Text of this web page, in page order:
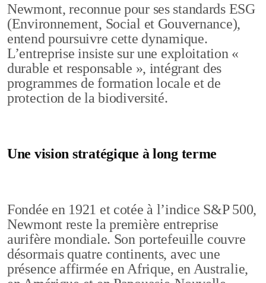
Newmont, reconnue pour ses standards ESG
(Environnement, Social et Gouvernance),
entend poursuivre cette dynamique.
L’entreprise insiste sur une exploitation «
durable et responsable », intégrant des
programmes de formation locale et de
protection de la biodiversité.
Une vision stratégique à long terme
Fondée en 1921 et cotée à l’indice S&P 500,
Newmont reste la première entreprise
aurifère mondiale. Son portefeuille couvre
désormais quatre continents, avec une
présence affirmée en Afrique, en Australie,